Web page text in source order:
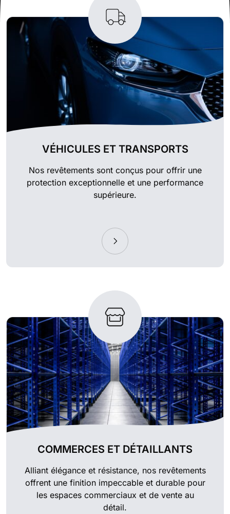
VÉHICULES ET TRANSPORTS
Nos revêtements sont conçus pour offrir une
protection exceptionnelle et une performance
supérieure.
COMMERCES ET DÉTAILLANTS
Alliant élégance et résistance, nos revêtements
offrent une finition impeccable et durable pour
les espaces commerciaux et de vente au
détail.